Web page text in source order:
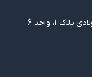
1، واحد 6